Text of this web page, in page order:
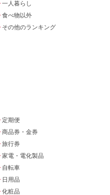
一人暮らし
食べ物以外
その他のランキング
定期便
商品券・金券
旅行券
家電・電化製品
自転車
日用品
化粧品